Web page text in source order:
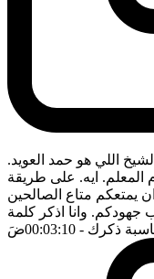
اللي هو حمد العويد.
المعلم. ايه. على طريقة
يمتعكم متاع الصالحين
وانا اذكر كلمة
ذكرك - 00:03:10 ضَ